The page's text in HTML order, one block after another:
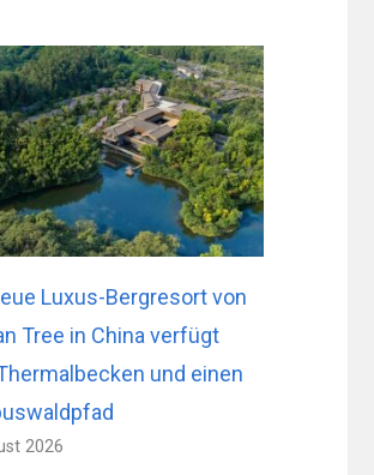
Luxus-Bergresort von
Tree in China verfügt
und einen
2026